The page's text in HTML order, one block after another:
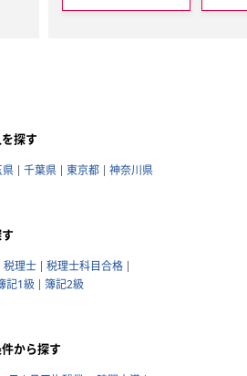
探す
県 千葉県 東京都 神奈川県
税理士
税理士科目合格
記1級 簿記2級
から探す